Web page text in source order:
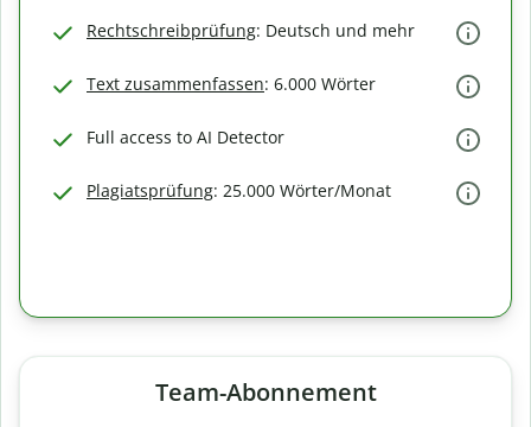
Rechtschreibprüfung: Deutsch und mehr
Text zusammenfassen: 6.000 Wörter
Full access to AI Detector
Plagiatsprüfung: 25.000 Wörter/Monat
Team-Abonnement